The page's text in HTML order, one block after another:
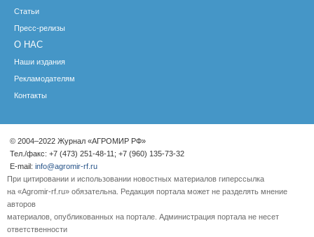
Статьи
Пресс-релизы
О НАС
Наши издания
Рекламодателям
Контакты
© 2004–2022 Журнал «АГРОМИР РФ»
Тел./факс: +7 (473) 251-48-11; +7 (960) 135-73-32
E-mail: info@agromir-rf.ru
При цитировании и использовании новостных материалов гиперссылка
на «Agromir-rf.ru» обязательна. Редакция портала может не разделять мнение
авторов
материалов, опубликованных на портале. Администрация портала не несет
ответственности